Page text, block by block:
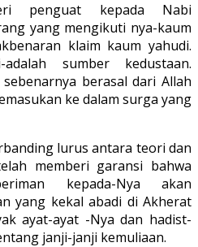
penguat kepada Nabi
yang mengikuti nya-kaum
klaim kaum yahudi.
sumber kedustaan.
berasal dari Allah
ke dalam surga yang
lurus antara teori dan
memberi garansi bahwa
kepada-Nya akan
yang kekal abadi di Akherat
ayat-ayat -Nya dan hadist-
janji-janji kemuliaan.